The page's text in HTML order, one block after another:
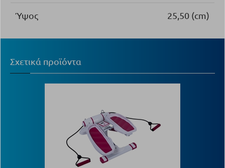
Ύψος 25,50 (cm)
Σχετικά προϊόντα